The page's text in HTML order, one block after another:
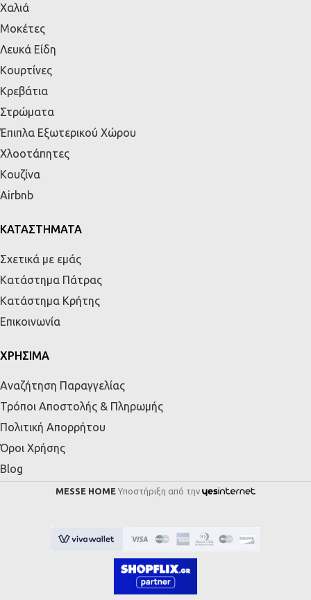
Χαλιά
Μοκέτες
Λευκά Είδη
Κουρτίνες
Κρεβάτια
Στρώματα
Έπιπλα Εξωτερικού Χώρου
Χλοοτάπητες
Κουζίνα
Airbnb
ΚΑΤΑΣΤΗΜΑΤΑ
Σχετικά με εμάς
Κατάστημα Πάτρας
Κατάστημα Κρήτης
Επικοινωνία
ΧΡΗΣΙΜΑ
Αναζήτηση Παραγγελίας
Τρόποι Αποστολής & Πληρωμής
Πολιτική Απορρήτου
Όροι Χρήσης
Blog
MESSE HOME Υποστήριξη από την